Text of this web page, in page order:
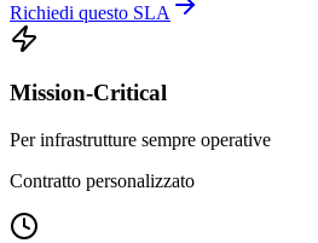
Richiedi questo SLA
Mission-Critical
Per infrastrutture sempre operative
Contratto personalizzato